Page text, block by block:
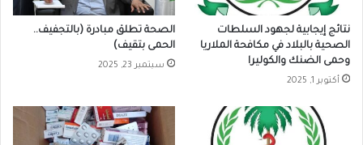
نتائج إيجابية لجهود السلطات
الصحية بالبلاد في مكافحة الملاريا
وحمى الضنك والكوليرا
أكتوبر 1, 2025
الصحة تطلق مبادرة (بالتجفيف..
الحمى بتقيف)
سبتمبر 23, 2025